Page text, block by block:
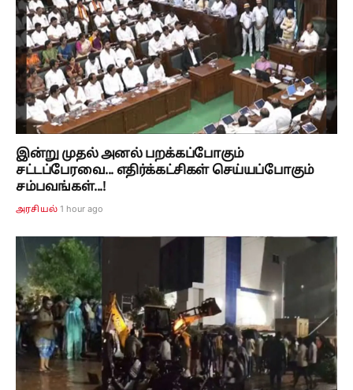
இன்று முதல் அனல் பறக்கப்போகும்
சட்டப்பேரவை... எதிர்க்கட்சிகள் செய்யப்போகும்
சம்பவங்கள்...!
அரசியல் 1 hour ago